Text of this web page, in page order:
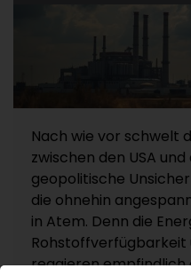
Nach wie vor schwelt
zwischen den USA
geopolitische
die ohnehin
in Atem. Denn die
Rohstoffverfügbarkeit
reagieren empfindlich